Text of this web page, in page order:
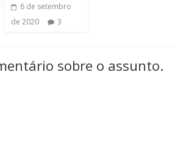
6 de setembro
de 2020
3
sobre o assunto.